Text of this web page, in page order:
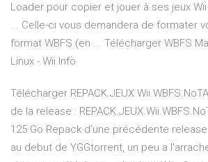
Loader pour copier et jouer à ses jeux
... Celle-ci vous demandera de formater
format WBFS (en ... Télécharger WBFS
Linux - Wii Info
Télécharger
de la release :
125 Go Repack d'une précédente
au debut de YGGtorrent, un peu a